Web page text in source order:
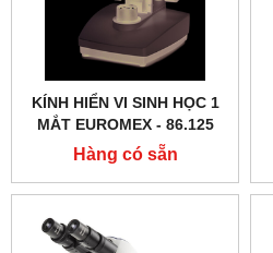
KÍNH HIỂN VI SINH HỌC 1
MẮT EUROMEX - 86.125
Hàng có sẵn